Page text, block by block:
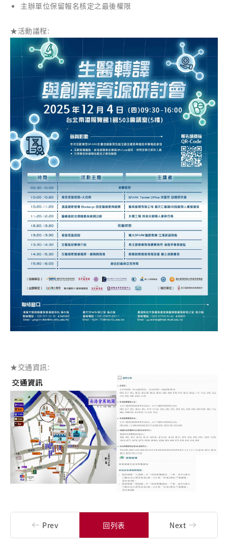
主辦單位保留報名核定之最後權限
★活動議程:
★交通資訊:
Prev 回列表 Next